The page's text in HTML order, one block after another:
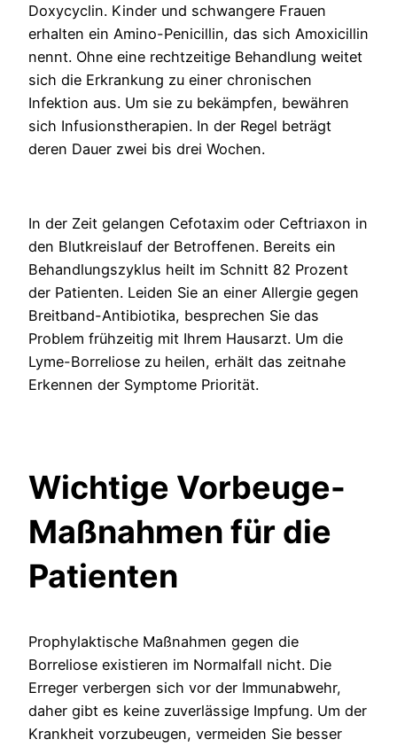
Doxycyclin. Kinder und schwangere Frauen
erhalten ein Amino-Penicillin, das sich Amoxicillin
nennt. Ohne eine rechtzeitige Behandlung weitet
sich die Erkrankung zu einer chronischen
Infektion aus. Um sie zu bekämpfen, bewähren
sich Infusionstherapien. In der Regel beträgt
deren Dauer zwei bis drei Wochen.
In der Zeit gelangen Cefotaxim oder Ceftriaxon in
den Blutkreislauf der Betroffenen. Bereits ein
Behandlungszyklus heilt im Schnitt 82 Prozent
der Patienten. Leiden Sie an einer Allergie gegen
Breitband-Antibiotika, besprechen Sie das
Problem frühzeitig mit Ihrem Hausarzt. Um die
Lyme-Borreliose zu heilen, erhält das zeitnahe
Erkennen der Symptome Priorität.
Wichtige Vorbeuge-
Maßnahmen für die
Patienten
Prophylaktische Maßnahmen gegen die
Borreliose existieren im Normalfall nicht. Die
Erreger verbergen sich vor der Immunabwehr,
daher gibt es keine zuverlässige Impfung. Um der
Krankheit vorzubeugen, vermeiden Sie besser